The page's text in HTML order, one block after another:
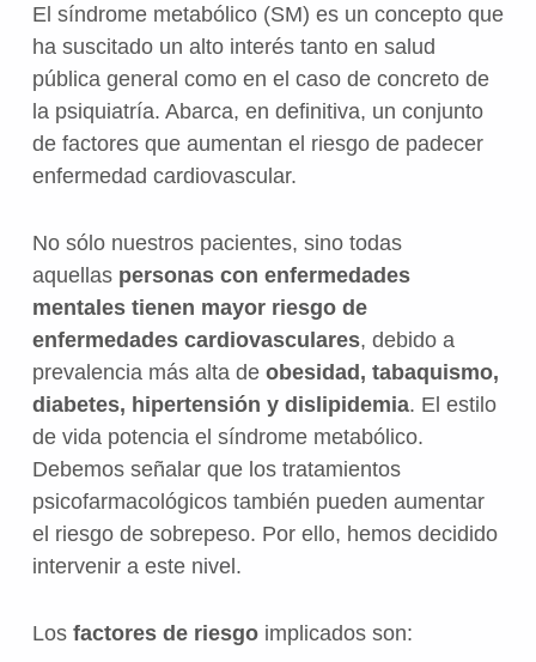
El síndrome metabólico (SM) es un concepto que
ha suscitado un alto interés tanto en salud
pública general como en el caso de concreto de
la psiquiatría. Abarca, en definitiva, un conjunto
de factores que aumentan el riesgo de padecer
enfermedad cardiovascular.
No sólo nuestros pacientes, sino todas
aquellaspersonas con enfermedades
mentales tienen mayor riesgo de
enfermedades cardiovasculares, debido a
prevalencia más alta de obesidad, tabaquismo,
diabetes, hipertensión y dislipidemia. El estilo
de vida potencia el síndrome metabólico.
Debemos señalar que los tratamientos
psicofarmacológicos también pueden aumentar
el riesgo de sobrepeso. Por ello, hemos decidido
intervenir a este nivel.
Los factores de riesgoimplicados son: